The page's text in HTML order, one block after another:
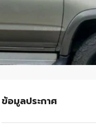
ข้อมูลประกาศ